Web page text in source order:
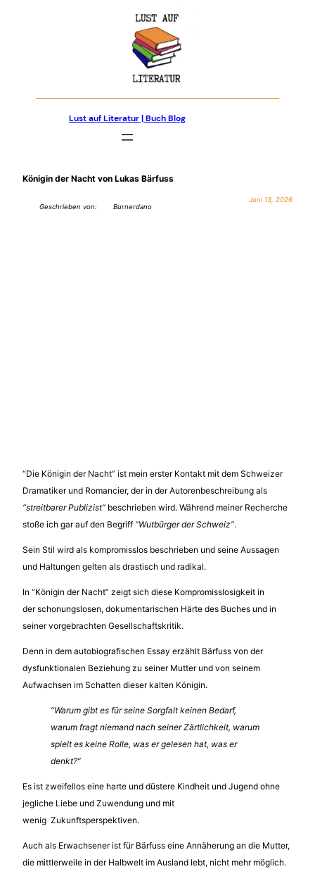
Lust auf Literatur | Buch Blog
Königin der Nacht von Lukas Bärfuss
Geschrieben von: Burnerdano
Juni 13, 2026
“Die Königin der Nacht” ist mein erster Kontakt mit dem Schweizer
Dramatiker und Romancier, der in der Autorenbeschreibung als
“streitbarer Publizist” beschrieben wird. Während meiner Recherche
stoße ich gar auf den Begriff “Wutbürger der Schweiz”.
Sein Stil wird als kompromisslos beschrieben und seine Aussagen
und Haltungen gelten als drastisch und radikal.
In “Königin der Nacht” zeigt sich diese Kompromisslosigkeit in
der schonungslosen, dokumentarischen Härte des Buches und in
seiner vorgebrachten Gesellschaftskritik.
Denn in dem autobiografischen Essay erzählt Bärfuss von der
dysfunktionalen Beziehung zu seiner Mutter und von seinem
Aufwachsen im Schatten dieser kalten Königin.
“Warum gibt es für seine Sorgfalt keinen Bedarf,
warum fragt niemand nach seiner Zärtlichkeit, warum
spielt es keine Rolle, was er gelesen hat, was er
denkt?”
Es ist zweifellos eine harte und düstere Kindheit und Jugend ohne
jegliche Liebe und Zuwendung und mit
wenig Zukunftsperspektiven.
Auch als Erwachsener ist für Bärfuss eine Annäherung an die Mutter,
die mittlerweile in der Halbwelt im Ausland lebt, nicht mehr möglich.